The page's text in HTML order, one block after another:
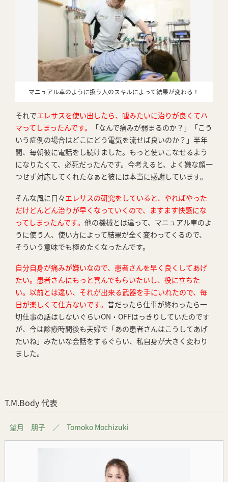
マニュアル車のように扱う人のスキルによって結果が変わる！
それでエレサスを使い出したら、嘘みたいに治りが良くてハ
マってしまったんです。
「なんで痛みが弱まるのか？」「こう
いう症例の場合はどこにどう電気を流せば良いのか？」半年
間、毎朝彼に電話をし続けました。もっと使いこなせるよう
になりたくて、必死だったんです。今考えると、よく嫌な顔一
つせず対応してくれたなぁと彼には本当に感謝しています。
そんな風に日々エレサスの研究をしていると、やればやった
だけどんどん治りが早くなっていくので、ますます快感にな
ってしまったんです。 他の機械とは違って、マニュアル車のよ
うに使う人、使い方によって結果が全く変わってくるので、
そういう意味でも極めたくなったんです。
自分自身が痛みが嫌いなので、患者さんを早く良くしてあげ
たい。患者さんにもっと喜んでもらいたいし、役に立ちた
い。以前とは違い、それが出来る武器を手にいれたので、毎
日が楽しくて仕方ないです。 昔だったら仕事が終わったら一
切仕事の話はしないぐらいON・OFFはっきりしていたのです
が、今は診療時間後も夫婦で「あの患者さんはこうしてあげ
たいね」みたいな会話をするぐらい、私自身が大きく変わり
ました。
T.M.Body 代表
望月 朋子 ／ Tomoko Mochizuki